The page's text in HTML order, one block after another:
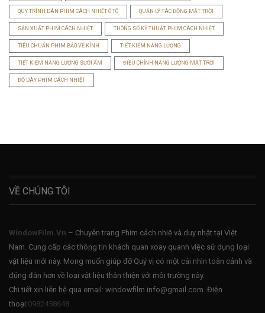
QUY TRÌNH DÁN PHIM CÁCH NHIỆT Ô TÔ QUẢN LÝ TÁC ĐỘNG MẶT TRỜI
SẢN XUẤT PHIM CÁCH NHIỆT THÔNG SỐ KỸ THUẬT PHIM CÁCH NHIỆT
TIÊU CHUẨN PHIM BẢO VỆ KÍNH TIẾT KIẾM NĂNG LƯỢNG
TIẾT KIỆM NĂNG LƯỢNG SƯỞI ẤM ĐIỀU CHỈNH NĂNG LƯỢNG MẶT TRỜI
ĐỘ DÀY PHIM CÁCH NHIỆT
VỀ CHÚNG TÔI
WindowFilm.Vn – Chuyên trang Phim cách nhiệ và duy nhật tại Việt
Nam. Cung cấp các thông tin khách quan xoay quanh việc sử dụng loại
vật liệu mới này. Mong muốn giúp đỡ Quý vị có một cái nhìn toàn cảnh và
đúng đắn hơn về loại vật liệu thân thiện với môi trường này.
Chi tiết xin liên hệ qua email: windowfilm.info@gmail.com. Điện
thoại:0982458648